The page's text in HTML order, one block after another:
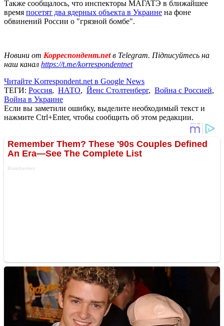
Также сообщалось, что инспекторы МАГАТЭ в ближайшее
время посетят два ядерных объекта в Украине на фоне
обвинений России о "грязной бомбе".
Новини от Корреспондент.netв Telegram. Підписуйтесь на
наш канал https://t.me/korrespondentnet
Читайте Korrespondent.net в Google News
ТЕГИ: Россия, НАТО, Йенс Столтенберг, Война с Россией,
Война в Украине
Если вы заметили ошибку, выделите необходимый текст и
нажмите Ctrl+Enter, чтобы сообщить об этом редакции.